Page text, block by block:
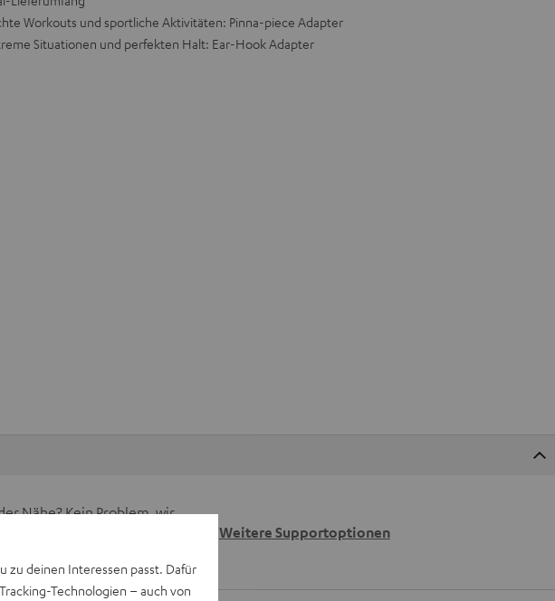
Workouts und sportliche Aktivitäten: Pinna-piece Adapter
Situationen und perfekten Halt: Ear-Hook Adapter
Nähe? Kein Problem, wir
Weitere Supportoptionen
zu deinen Interessen passt. Dafür
Technologien – auch von